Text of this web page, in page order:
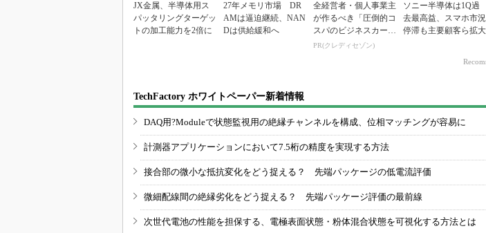
JX金属、半導体用ス
パッタリングターゲッ
トの加工能力を2倍に
27年メモリ市場 DR
AMは逼迫継続、NAN
Dは供給緩和へ
全経営者・個人事業主
が作るべき「圧倒的コ
スパのビジネスカー
ド」
PR(クレディセゾン)
ソニー半導体は1Q過
去最高益、スマホ市況
停滞も主要顧客ら拡大
TechFactory ホワイトペーパー新着情報
DAQ用?Moduleで状態監視用の絶縁チャンネルを構成、位相マッチングが容易に
計測器アプリケーションにおいて7.5桁の精度を実現する方法
接合部の微小な抵抗変化をどう捉える？ 先端パッケージの低電流評価
微細配線間の絶縁劣化をどう捉える？ 先端パッケージ評価の最前線
次世代電池の性能を担保する、電極表面状態・粉体混合状態を可視化する方法とは